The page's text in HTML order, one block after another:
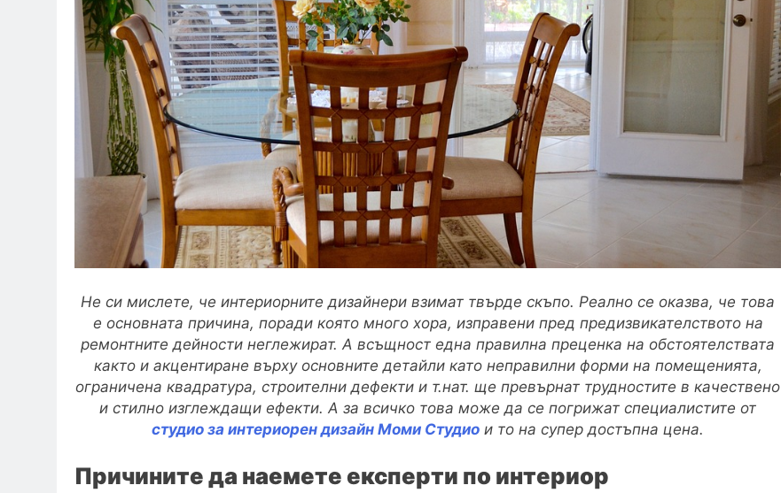
Не си мислете, че интериорните дизайнери взимат твърде скъпо. Реално се оказва, че това
е основната причина, поради която много хора, изправени пред предизвикателството на
ремонтните дейности неглежират. А всъщност една правилна преценка на обстоятелствата
както и акцентиране върху основните детайли като неправилни форми на помещенията,
ограничена квадратура, строителни дефекти и т.нат. ще превърнат трудностите в качествено
и стилно изглеждащи ефекти. А за всичко това може да се погрижат специалистите от
студио за интериорен дизайн Моми Студио и то на супер достъпна цена.
Причините да наемете експерти по интериор